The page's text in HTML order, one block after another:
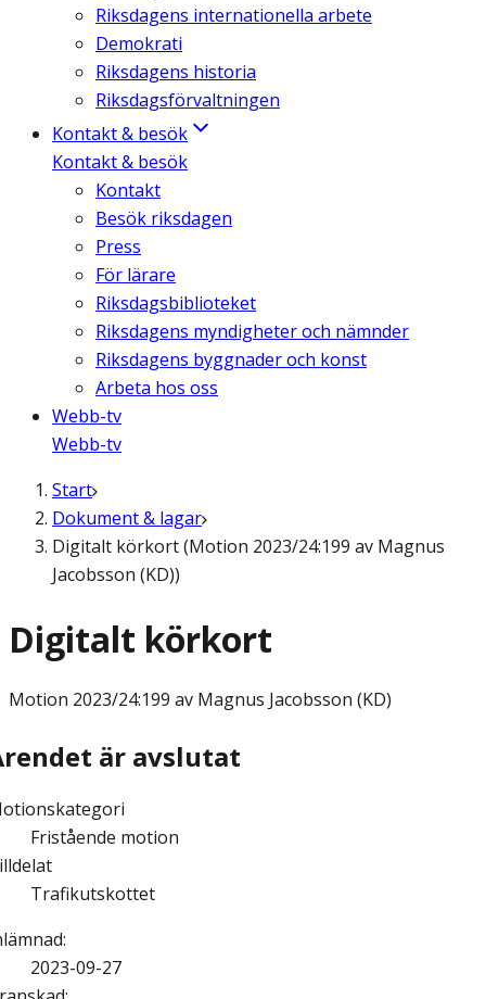
Riksdagens internationella arbete
Demokrati
Riksdagens historia
Riksdagsförvaltningen
Kontakt & besök
Kontakt & besök
Kontakt
Besök riksdagen
Press
För lärare
Riksdagsbiblioteket
Riksdagens myndigheter och nämnder
Riksdagens byggnader och konst
Arbeta hos oss
Webb-tv
Webb-tv
Start
Dokument & lagar
Digitalt körkort (Motion 2023/24:199 av Magnus
Jacobsson (KD))
Digitalt körkort
Motion 2023/24:199 av Magnus Jacobsson (KD)
är avslutat
Fristående motion
Trafikutskottet
:
2023-09-27